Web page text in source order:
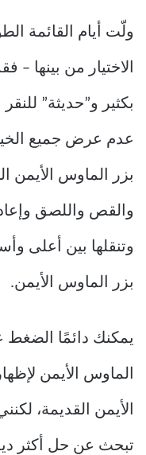
ولّت أيام القائمة
الاختيار من بينها
بكثير و”حديثة”
عدم عرض جميع
بزر الماوس الأيمن
والقص واللصق
وتنقلها بين أعلى
بزر الماوس الأيمن.
الماوس الأيمن
الأيمن القديمة،
تبحث عن حل أكثر